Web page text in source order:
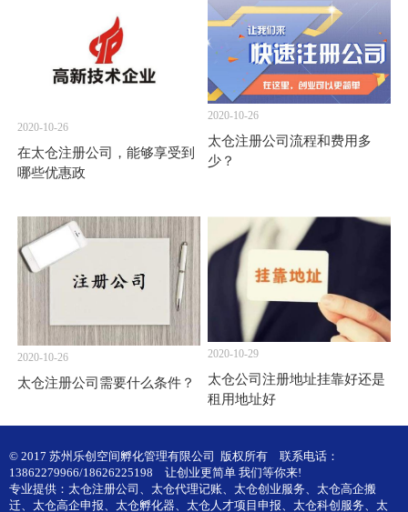
2020-10-26
在太仓注册公司，能够享受到
哪些优惠政
2020-10-26
太仓注册公司流程和费用多
少？
2020-10-26
太仓注册公司需要什么条件？
2020-10-29
太仓公司注册地址挂靠好还是
租用地址好
© 2017 苏州乐创空间孵化管理有限公司 版权所有
联系电话：
13862279966/18626225198
让创业更简单 我们等你来!
专业提供： 太仓注册公司 、 太仓代理记账、 太仓创业服务、 太仓高企搬
迁、 太仓高企申报、 太仓孵化器、 太仓人才项目申报、 太仓科创服务、 太